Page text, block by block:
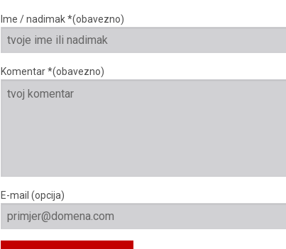
Ime / nadimak *(obavezno)
Komentar *(obavezno)
E-mail (opcija)